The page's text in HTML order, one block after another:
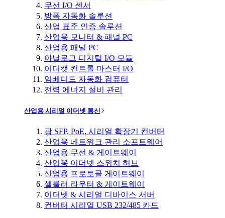
무선 I/O 센서
방폭 자동화 솔루션
산업 표준 인증 솔루션
산업용 모니터 & 패널 PC
산업용 패널 PC
아날로그 디지털 I/O 모듈
이더캣 컨트롤 마스터 I/O
임베디드 자동화 컴퓨터
전력 에너지 설비 관리
산업용 시리얼 이더넷 통신
광 SFP, PoE, 시리얼 확장기 컨버터
산업용 네트워크 관리 소프트웨어
산업용 무선 & 게이트웨이
산업용 이더넷 스위치 허브
산업용 프로토콜 게이트웨이
셀룰러 라우터 & 게이트웨이
이더넷 & 시리얼 디바이스 서버
컨버터 시리얼 USB 232/485 카드